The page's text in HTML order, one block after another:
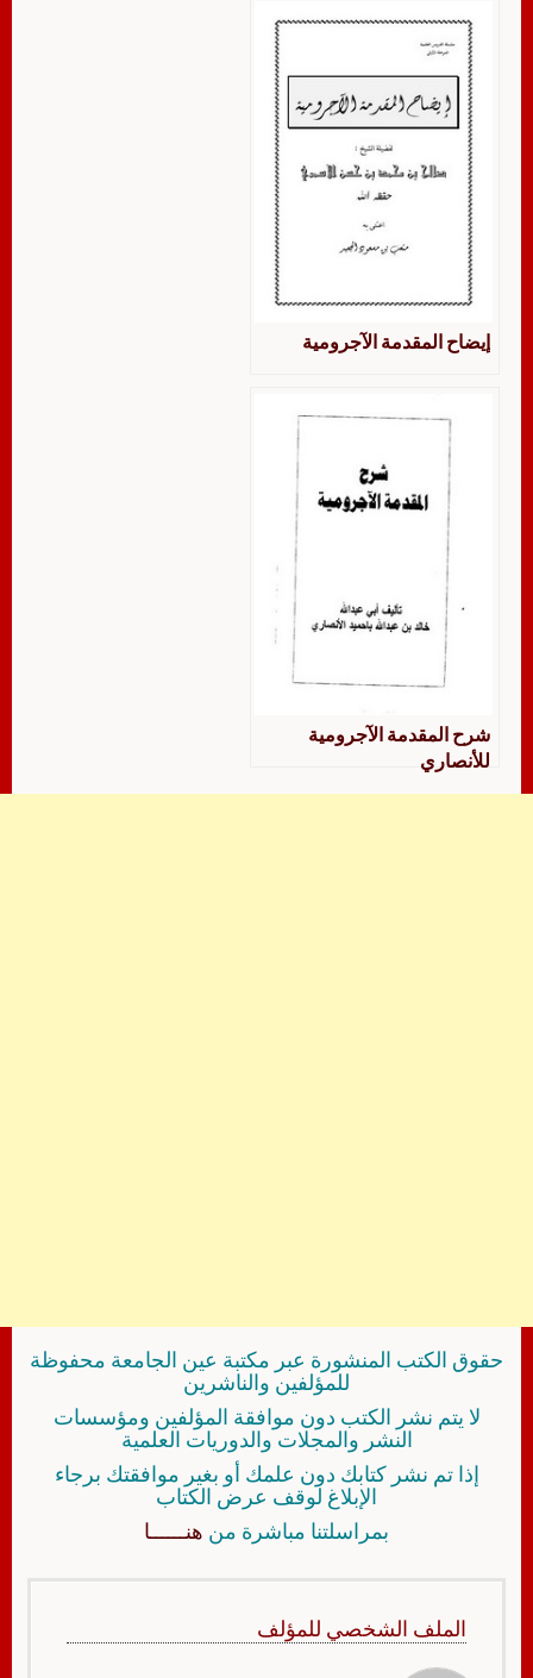
إيضاح المقدمة الآجرومية
شرح المقدمة الآجرومية
للأنصاري
حقوق الكتب المنشورة عبر مكتبة عين الجامعة محفوظة
للمؤلفين والناشرين
لا يتم نشر الكتب دون موافقة المؤلفين ومؤسسات
النشر والمجلات والدوريات العلمية
إذا تم نشر كتابك دون علمك أو بغير موافقتك برجاء
الإبلاغ لوقف عرض الكتاب
بمراسلتنا مباشرة من هنــــــا
الملف الشخصي للمؤلف